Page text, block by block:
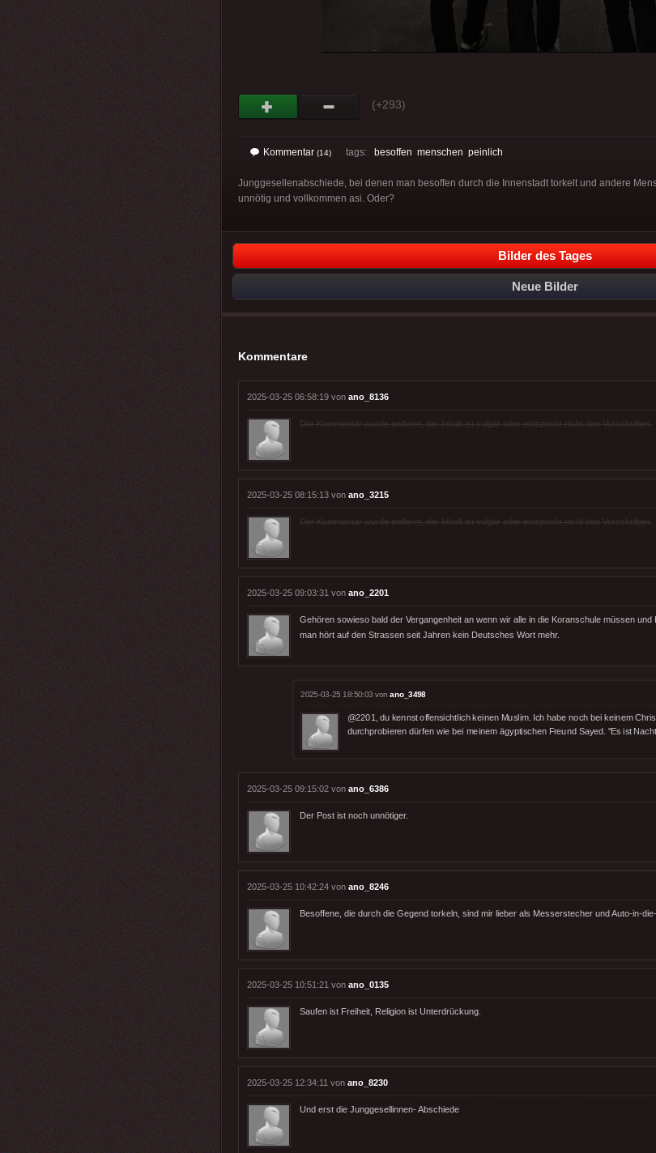
(+293)
Kommentar (14) tags: besoffen menschen peinlich
Junggesellenabschiede, bei denen man besoffen durch die Innenstadt torkelt und andere
unnötig und vollkommen asi. Oder?
Bilder des Tages
Neue Bilder
Kommentare
2025-03-25 06:58:19 von ano_8136
Der Kommentar wurde entfernt, der Inhalt ist vulgär oder entspricht nicht den Vorschriften.
2025-03-25 08:15:13 von ano_3215
Der Kommentar wurde entfernt, der Inhalt ist vulgär oder entspricht nicht den Vorschriften.
2025-03-25 09:03:31 von ano_2201
Gehören sowieso bald der Vergangenheit an wenn wir alle in die Koranschule müssen
man hört auf den Strassen seit Jahren kein Deutsches Wort mehr.
2025-03-25 18:50:03 vonano_3498
@2201, du kennst offensichtlich keinen Muslim. Ich habe noch bei keinem
durchprobieren dürfen wie bei meinem ägyptischen Freund Sayed. "Es ist
2025-03-25 09:15:02 von ano_6386
Der Post ist noch unnötiger.
2025-03-25 10:42:24 von ano_8246
Besoffene, die durch die Gegend torkeln, sind mir lieber als Messerstecher und Auto-in-
2025-03-25 10:51:21 von ano_0135
Saufen ist Freiheit, Religion ist Unterdrückung.
2025-03-25 12:34:11 von ano_8230
Und erst die Junggesellinnen- Abschiede